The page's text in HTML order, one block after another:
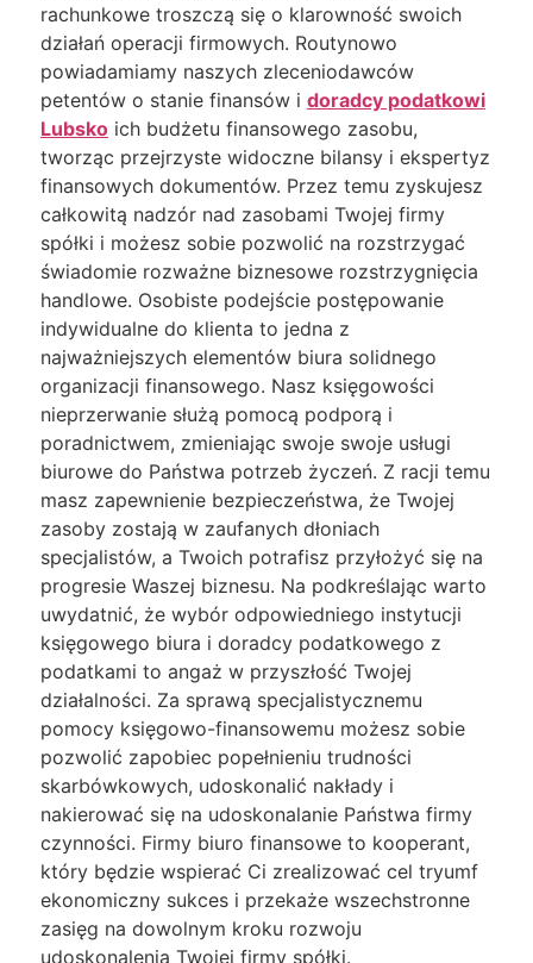
rachunkowe troszczą się o klarowność swoich
działań operacji firmowych. Routynowo
powiadamiamy naszych zleceniodawców
petentów o stanie finansów i doradcy podatkowi
Lubsko ich budżetu finansowego zasobu,
tworząc przejrzyste widoczne bilansy i ekspertyz
finansowych dokumentów. Przez temu zyskujesz
całkowitą nadzór nad zasobami Twojej firmy
spółki i możesz sobie pozwolić na rozstrzygać
świadomie rozważne biznesowe rozstrzygnięcia
handlowe. Osobiste podejście postępowanie
indywidualne do klienta to jedna z
najważniejszych elementów biura solidnego
organizacji finansowego. Nasz księgowości
nieprzerwanie służą pomocą podporą i
poradnictwem, zmieniając swoje swoje usługi
biurowe do Państwa potrzeb życzeń. Z racji temu
masz zapewnienie bezpieczeństwa, że Twojej
zasoby zostają w zaufanych dłoniach
specjalistów, a Twoich potrafisz przyłożyć się na
progresie Waszej biznesu. Na podkreślając warto
uwydatnić, że wybór odpowiedniego instytucji
księgowego biura i doradcy podatkowego z
podatkami to angaż w przyszłość Twojej
działalności. Za sprawą specjalistycznemu
pomocy księgowo-finansowemu możesz sobie
pozwolić zapobiec popełnieniu trudności
skarbówkowych, udoskonalić nakłady i
nakierować się na udoskonalanie Państwa firmy
czynności. Firmy biuro finansowe to kooperant,
który będzie wspierać Ci zrealizować cel tryumf
ekonomiczny sukces i przekaże wszechstronne
zasięg na dowolnym kroku rozwoju
udoskonalenia Twojej firmy spółki.